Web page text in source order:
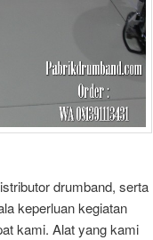
drumband, serta
keperluan kegiatan
kami. Alat yang kami